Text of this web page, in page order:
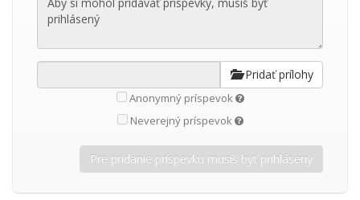
Pridať prílohy
Anonymný príspevok
Neverejný príspevok